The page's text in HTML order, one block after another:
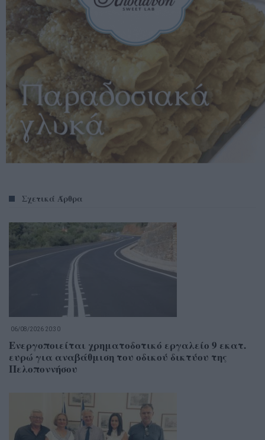
Σχετικά Άρθρα
06/08/2026 20:30
Ενεργοποιείται χρηματοδοτικό εργαλείο 9 εκατ.
ευρώ για αναβάθμιση του οδικού δικτύου της
Πελοποννήσου